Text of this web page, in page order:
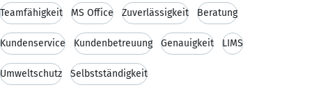
Teamfähigkeit MS Office Zuverlässigkeit Beratung
Kundenservice Kundenbetreuung Genauigkeit LIMS
Umweltschutz Selbstständigkeit